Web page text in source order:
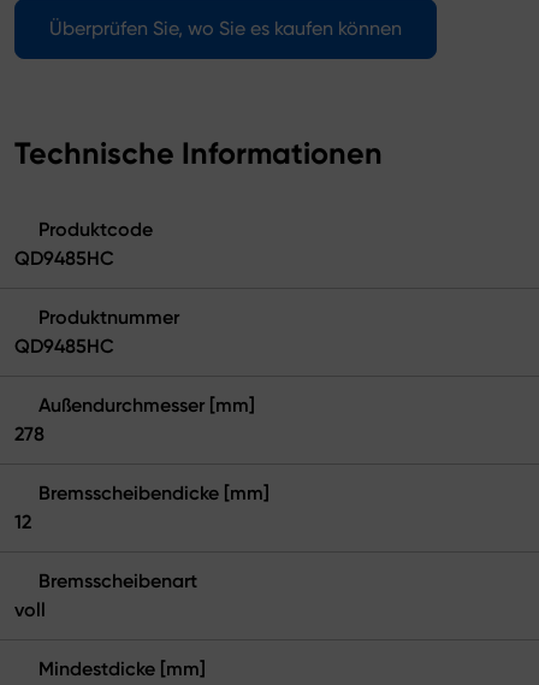
Überprüfen Sie, wo Sie es kaufen können
Technische Informationen
Produktcode
QD9485HC
Produktnummer
QD9485HC
Außendurchmesser [mm]
278
Bremsscheibendicke [mm]
12
Bremsscheibenart
voll
Mindestdicke [mm]